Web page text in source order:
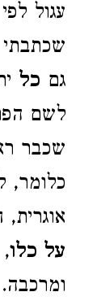
עגול
גם כל
לשם
שכבר
כלומר,
על כלו